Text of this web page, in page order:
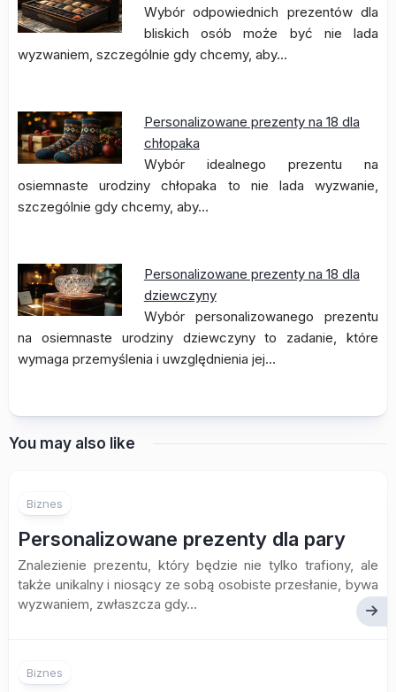
Wybór odpowiednich prezentów dla
bliskich osób może być nie lada
wyzwaniem, szczególnie gdy chcemy, aby…
Personalizowane prezenty na 18 dla
chłopaka
Wybór idealnego prezentu na
osiemnaste urodziny chłopaka to nie lada wyzwanie,
szczególnie gdy chcemy, aby…
Personalizowane prezenty na 18 dla
dziewczyny
Wybór personalizowanego prezentu
na osiemnaste urodziny dziewczyny to zadanie, które
wymaga przemyślenia i uwzględnienia jej…
You may also like
Biznes
Personalizowane prezenty dla pary
Znalezienie prezentu, który będzie nie tylko trafiony, ale
także unikalny i niosący ze sobą osobiste przesłanie, bywa
wyzwaniem, zwłaszcza gdy...
Biznes